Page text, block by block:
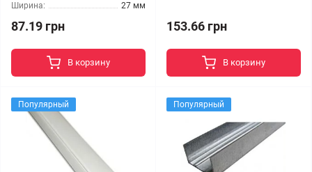
Ширина:
27 мм
87.19 грн
В корзину
153.66 грн
В корзину
Популярный Популярный